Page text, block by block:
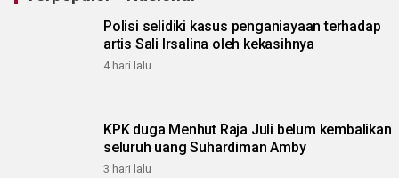
Polisi selidiki kasus penganiayaan terhadap
artis Sali Irsalina oleh kekasihnya
4 hari lalu
KPK duga Menhut Raja Juli belum kembalikan
seluruh uang Suhardiman Amby
3 hari lalu